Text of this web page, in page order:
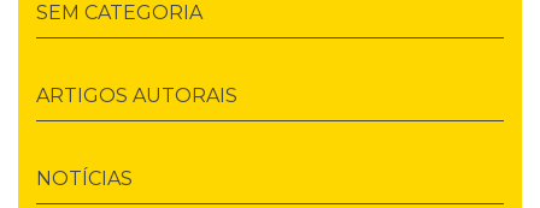
SEM CATEGORIA
ARTIGOS AUTORAIS
NOTÍCIAS